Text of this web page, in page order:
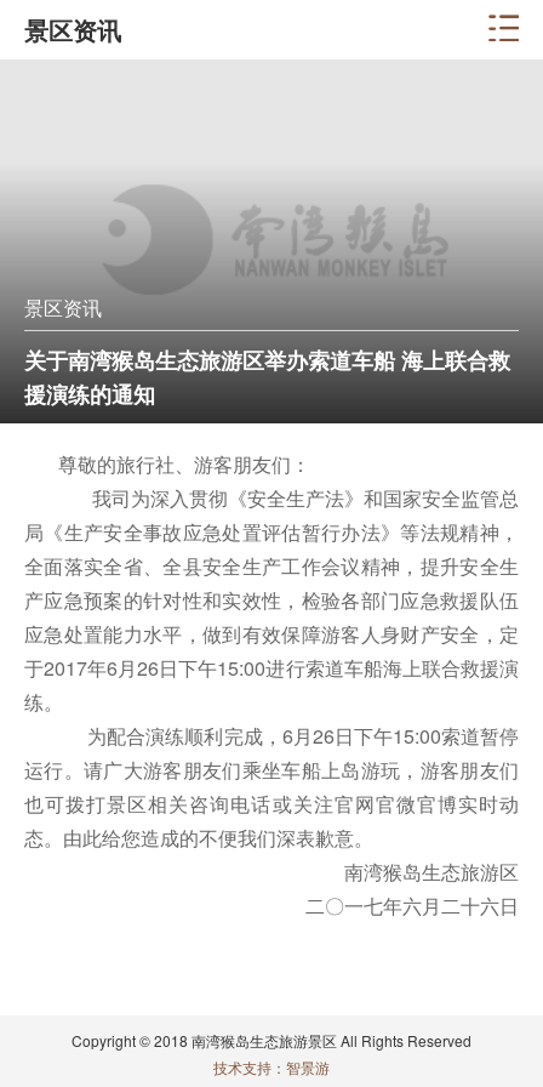
景区资讯
景区资讯
关于南湾猴岛生态旅游区举办索道车船 海上联合救
援演练的通知
尊敬的旅行社、游客朋友们：
我司为深入贯彻《安全生产法》和国家安全监管总
局《生产安全事故应急处置评估暂行办法》等法规精神，
全面落实全省、全县安全生产工作会议精神，提升安全生
产应急预案的针对性和实效性，检验各部门应急救援队伍
应急处置能力水平，做到有效保障游客人身财产安全，定
于2017年6月26日下午15:00进行索道车船海上联合救援演
练。
为配合演练顺利完成，6月26日下午15:00索道暂停
运行。请广大游客朋友们乘坐车船上岛游玩，游客朋友们
也可拨打景区相关咨询电话或关注官网官微官博实时动
态。由此给您造成的不便我们深表歉意。
南湾猴岛生态旅游区
二〇一七年六月二十六日
Copyright © 2018 南湾猴岛生态旅游景区 All Rights Reserved
技术支持：智景游